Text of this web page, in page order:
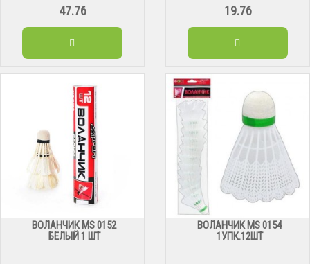
47.76 19.76
ВОЛАНЧИК MS 0152
БЕЛЫЙ 1 ШТ
ВОЛАНЧИК MS 0154
1УПК.12ШТ